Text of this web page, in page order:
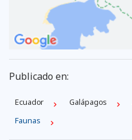
Publicado en:
Ecuador Galápagos
Faunas